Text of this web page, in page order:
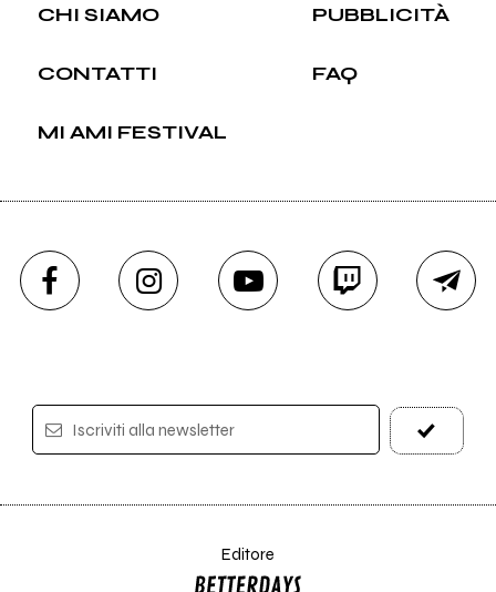
CHI SIAMO PUBBLICITÀ
CONTATTI FAQ
MI AMI FESTIVAL
Iscriviti alla newsletter
Editore